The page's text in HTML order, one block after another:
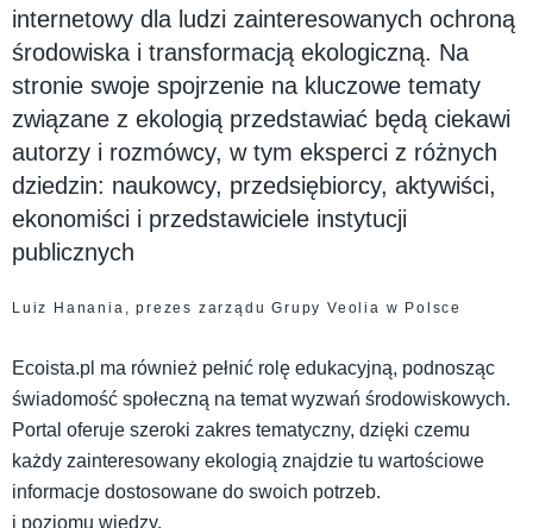
internetowy dla ludzi zainteresowanych ochroną
środowiska i transformacją ekologiczną. Na
stronie swoje spojrzenie na kluczowe tematy
związane z ekologią przedstawiać będą ciekawi
autorzy i rozmówcy, w tym eksperci z różnych
dziedzin: naukowcy, przedsiębiorcy, aktywiści,
ekonomiści i przedstawiciele instytucji
publicznych
Luiz Hanania, prezes zarządu Grupy Veolia w Polsce
Ecoista.pl ma również pełnić rolę edukacyjną, podnosząc
świadomość społeczną na temat wyzwań środowiskowych.
Portal oferuje szeroki zakres tematyczny, dzięki czemu
każdy zainteresowany ekologią znajdzie tu wartościowe
informacje dostosowane do swoich potrzeb.
i poziomu wiedzy.